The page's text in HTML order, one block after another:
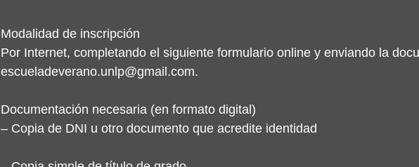
Modalidad de inscripción
Por Internet, completando el siguiente formulario online y enviando la
escueladeverano.unlp@gmail.com.
Documentación necesaria (en formato digital)
– Copia de DNI u otro documento que acredite identidad